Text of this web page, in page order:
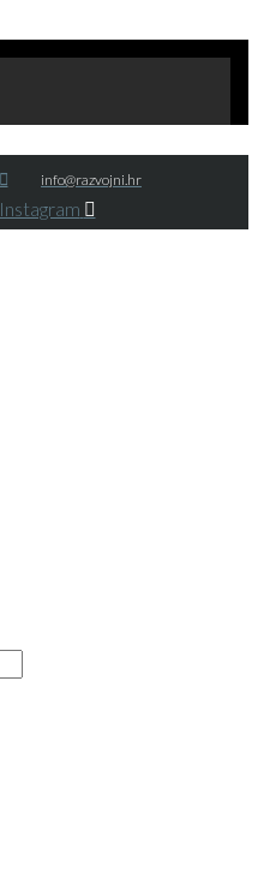
info@razvojni.hr
Instagram